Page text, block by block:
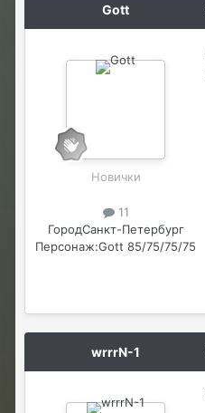
Gott
Новички
11
ГородСанкт-Петербург
Персонаж:Gott 85/75/75/75
wrrrN-1